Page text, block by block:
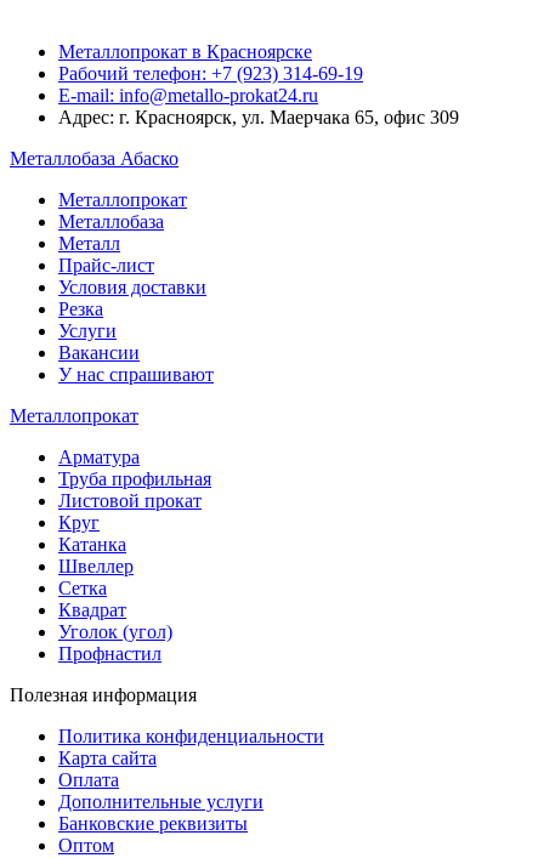
Металлопрокат в Красноярске
Рабочий телефон: +7 (923) 314-69-19
E-mail: info@metallo-prokat24.ru
Адрес: г. Красноярск, ул. Маерчака 65, офис 309
Металлобаза Абаско
Металлопрокат
Металлобаза
Металл
Прайс-лист
Условия доставки
Резка
Услуги
Вакансии
У нас спрашивают
Металлопрокат
Арматура
Труба профильная
Листовой прокат
Круг
Катанка
Швеллер
Сетка
Квадрат
Уголок (угол)
Профнастил
Полезная информация
Политика конфиденциальности
Карта сайта
Оплата
Дополнительные услуги
Банковские реквизиты
Оптом